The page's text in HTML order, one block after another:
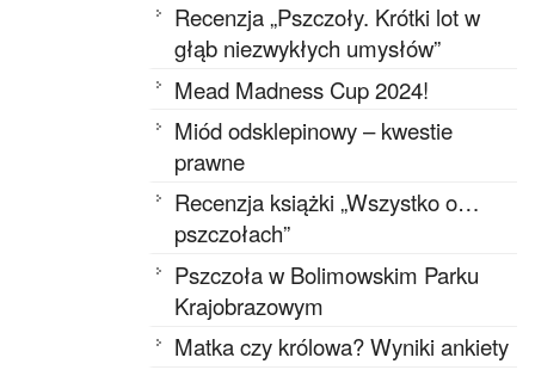
Recenzja „Pszczoły. Krótki lot w
głąb niezwykłych umysłów”
Mead Madness Cup 2024!
Miód odsklepinowy – kwestie
prawne
Recenzja książki „Wszystko o…
pszczołach”
Pszczoła w Bolimowskim Parku
Krajobrazowym
Matka czy królowa? Wyniki ankiety